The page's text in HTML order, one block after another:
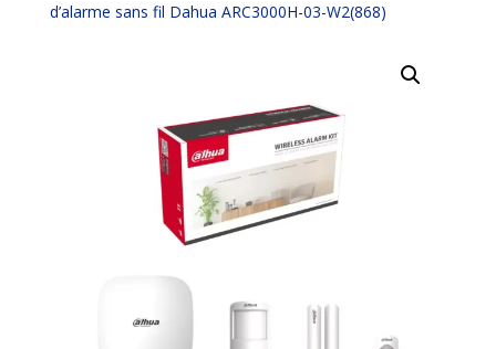
d’alarme sans fil Dahua ARC3000H-03-W2(868)